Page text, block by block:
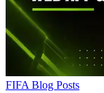
FIFA Blog Posts